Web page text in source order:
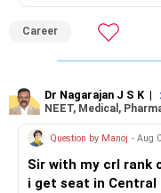
For an 82-year-old
retained simply for
» Energy Fund Overlap
You have exposure to:
institution's name.
at the faculty
infrastructure, like
After the second year
AIML course to boost
BEST WISHES.
Career
Dr Nagarajan J S K |
NEET, Medical,
Question by Manoj - Aug
Sir with my crl rank
i get seat in